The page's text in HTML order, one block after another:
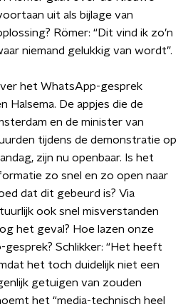
uit als bijlage van
Römer: “Dit vind ik zo’n
niemand gelukkig van wordt”.
het WhatsApp-gesprek
Halsema. De appjes die de
en de minister van
tijdens de demonstratie op
zijn nu openbaar. Is het
zo snel en zo open naar
dat dit gebeurd is? Via
ook snel misverstanden
het geval? Hoe lazen onze
gesprek? Schlikker: “Het heeft
het toch duidelijk niet een
getuigen van zouden
het “media-technisch heel